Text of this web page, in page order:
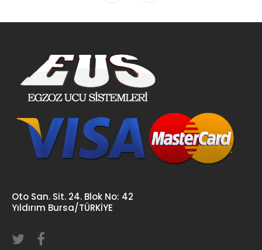
Oto San. Sit. 24. Blok No: 42
Yıldırım Bursa/TÜRKİYE